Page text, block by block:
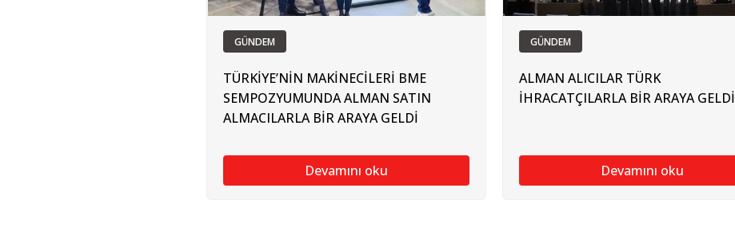
GÜNDEM
TÜRKİYE’NİN MAKİNECİLERİ BME
SEMPOZYUMUNDA ALMAN SATIN
ALMACILARLA BİR ARAYA GELDİ
Devamını oku
GÜNDEM
ALMAN ALICILAR TÜRK
İHRACATÇILARLA BİR ARAYA GELDİ
Devamını oku